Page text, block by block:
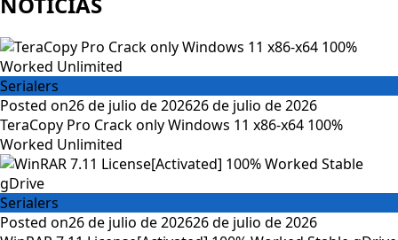
Serialers
Posted on26 de julio de 202626 de julio de 2026
TeraCopy Pro Crack only Windows 11 x86-x64 100%
Worked Unlimited
Serialers
Posted on26 de julio de 202626 de julio de 2026